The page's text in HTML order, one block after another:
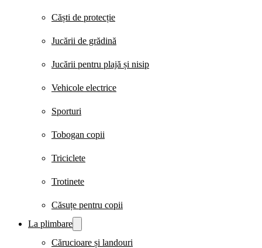
Căști de protecție
Jucării de grădină
Jucării pentru plajă și nisip
Vehicole electrice
Sporturi
Tobogan copii
Triciclete
Trotinete
Căsuțe pentru copii
La plimbare
Cărucioare și landouri